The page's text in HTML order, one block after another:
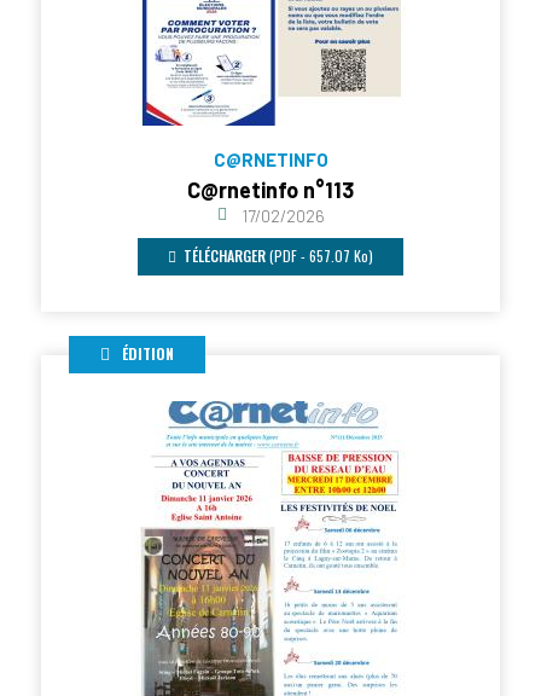
C@RNETINFO
C@rnetinfo n°113
17/02/2026
TÉLÉCHARGER(PDF - 657.07 Ko)
ÉDITION